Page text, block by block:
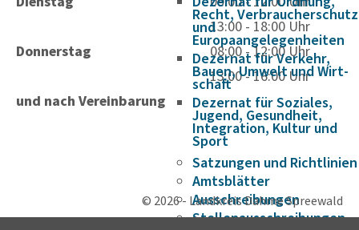
Recht, Verbraucherschutz
und
Europaangelegenheiten
Dezernat für Verkehr,
Bauen, Umwelt und Wirt­
schaft
Dezernat für Soziales,
Jugend, Gesundheit,
Integration, Kultur und
Sport
Satzungen und Richtlinien
Amtsblätter
Ausschreibungen
Stellenausschreibungen
13:00 - 18:00 Uhr
Donnerstag
08:00 - 12:00 Uhr
13:00 - 16:00 Uhr
und nach Vereinbarung
© 2026 - Landkreis Dahme Spreewald